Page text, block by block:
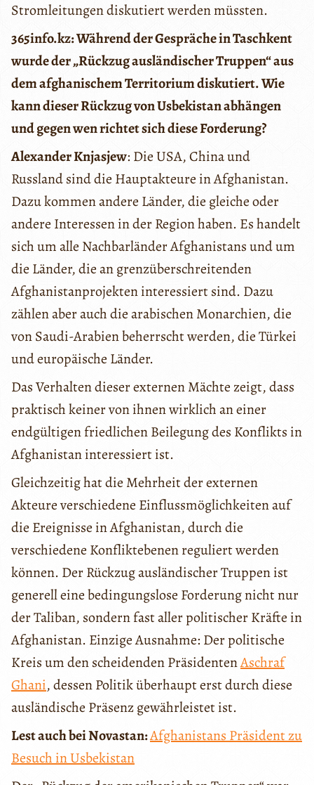
Stromleitungen diskutiert werden müssten.
365info.kz: Während der Gespräche in Taschkent
wurde der„Rückzug ausländischer Truppen“ aus
dem afghanischem Territorium diskutiert. Wie
kann dieser Rückzug von Usbekistan abhängen
und gegen wen richtet sich diese Forderung?
Alexander Knjasjew: Die USA, China und
Russland sind die Hauptakteure in Afghanistan.
Dazu kommen andere Länder, die gleiche oder
andere Interessen in der Region haben. Es handelt
sich um alle Nachbarländer Afghanistans und um
die Länder, die an grenzüberschreitenden
Afghanistanprojekten interessiert sind. Dazu
zählen aber auch die arabischen Monarchien, die
von Saudi-Arabien beherrscht werden, die Türkei
und europäische Länder.
Das Verhalten dieser externen Mächte zeigt, dass
praktisch keiner von ihnen wirklich an einer
endgültigen friedlichen Beilegung des Konflikts in
Afghanistan interessiert ist.
Gleichzeitig hat die Mehrheit der externen
Akteure verschiedene Einflussmöglichkeiten auf
die Ereignisse in Afghanistan, durch die
verschiedene Konfliktebenen reguliert werden
können. Der Rückzug ausländischer Truppen ist
generell eine bedingungslose Forderung nicht nur
der Taliban, sondern fast aller politischer Kräfte in
Afghanistan. Einzige Ausnahme: Der politische
Kreis um den scheidenden PräsidentenAschraf
Ghani, dessen Politik überhaupt erst durch diese
ausländische Präsenz gewährleistet ist.
Lest auch bei Novastan:Afghanistans Präsident zu
Besuch in Usbekistan